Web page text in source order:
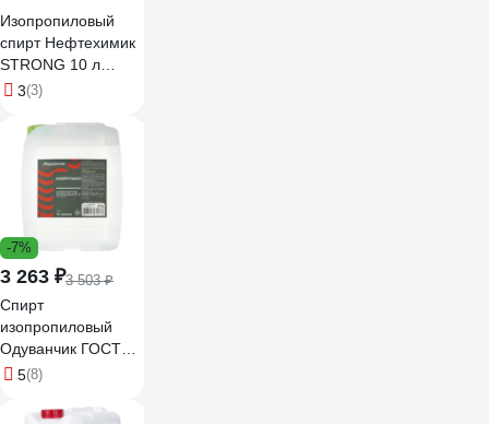
Изопропиловый
спирт Нефтехимик
STRONG 10 л
STRIS10000
3(3)
-7%
3 263 ₽3 503 ₽
Спирт
изопропиловый
Одуванчик ГОСТ
9805-84, 10 л
4627106670676
5(8)